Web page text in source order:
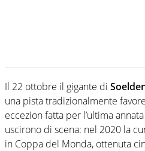
Il 22 ottobre il gigante di
una pista tradizionalmente
eccezion fatta per l’ultima
uscirono di scena: nel 2020 la
in Coppa del Monda, ottenuta